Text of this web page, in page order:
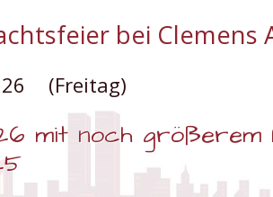
…
Tage
Vorweihnachtliches
Weimar
bei Clemens
(Freitag)
mit noch größerem